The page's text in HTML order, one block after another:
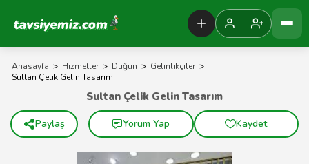
Tavsiyemiz Anasayfa
Anasayfa > Hizmetler > Düğün > Gelinlikçiler >
Sultan Çelik Gelin Tasarım
Sultan Çelik Gelin Tasarım
Paylaş Yorum Yap Kaydet